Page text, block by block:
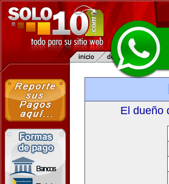
El dueño